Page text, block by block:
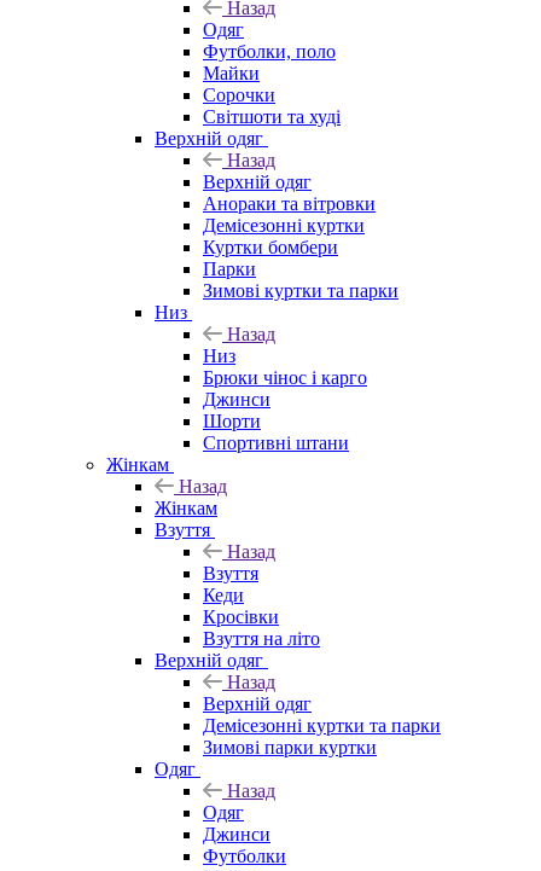
Назад
Одяг
Футболки, поло
Майки
Сорочки
Світшоти та худі
Верхній одяг
Назад
Верхній одяг
Анораки та вітровки
Демісезонні куртки
Куртки бомбери
Парки
Зимові куртки та парки
Низ
Назад
Низ
Брюки чінос і карго
Джинси
Шорти
Спортивні штани
Жінкам
Назад
Жінкам
Взуття
Назад
Взуття
Кеди
Кросівки
Взуття на літо
Верхній одяг
Назад
Верхній одяг
Демісезонні куртки та парки
Зимові парки куртки
Одяг
Назад
Одяг
Джинси
Футболки